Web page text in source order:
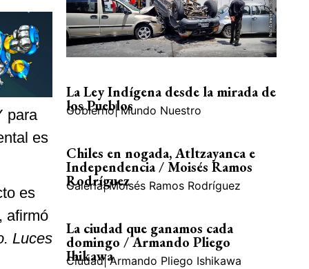
para
es
es
afirmó
Luces
La Ley Indígena desde la mirada de
los Pueblos
Gobierno| Mundo Nuestro
Chiles en nogada, Atltzayanca e
Independencia / Moisés Ramos
Rodríguez
Galería| Moisés Ramos Rodríguez
La ciudad que ganamos cada
domingo / Armando Pliego
Ihikawa
Ciudad| Armando Pliego Ishikawa